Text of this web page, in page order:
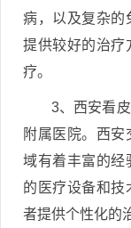
病，以及复杂的
提供较好的治疗
疗。
3、西安看
附属医院。西
域有着丰富的经
的医疗设备和技
者提供个性化的